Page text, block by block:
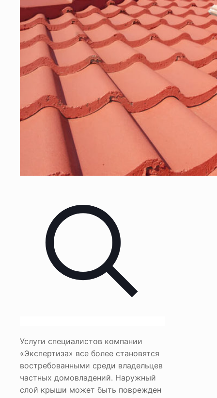
Услуги специалистов компании
«Экспертиза» все более становятся
востребованными среди владельцев
частных домовладений. Наружный
слой крыши может быть поврежден